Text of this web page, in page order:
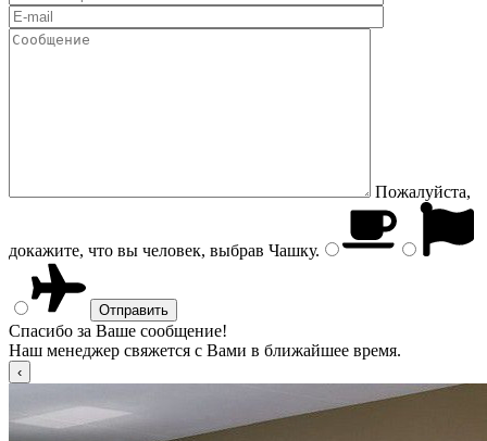
Пожалуйста,
докажите, что вы человек, выбрав Чашку.
Спасибо за Ваше сообщение!
Наш менеджер свяжется с Вами в ближайшее время.